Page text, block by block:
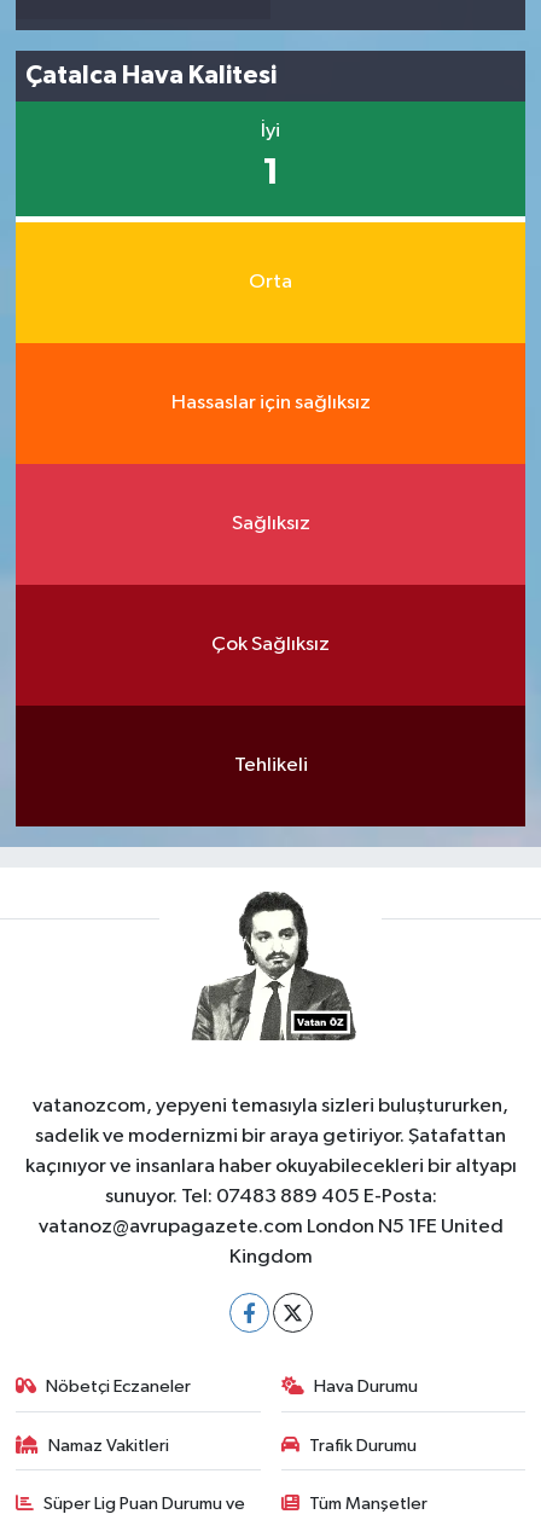
Çatalca Hava Kalitesi
İyi
1
Orta
Hassaslar için sağlıksız
Sağlıksız
Çok Sağlıksız
Tehlikeli
vatanozcom, yepyeni temasıyla sizleri buluştururken,
sadelik ve modernizmi bir araya getiriyor. Şatafattan
kaçınıyor ve insanlara haber okuyabilecekleri bir altyapı
sunuyor. Tel: 07483 889 405 E-Posta:
vatanoz@avrupagazete.com London N5 1FE United
Kingdom
Nöbetçi Eczaneler Hava Durumu
Namaz Vakitleri Trafik Durumu
Süper Lig Puan Durumu ve Tüm Manşetler